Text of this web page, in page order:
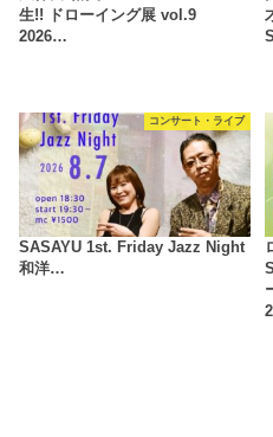
生!! ドローイング展 vol.9
2026…
コンサート・ライブ
SASAYU 1st. Friday Jazz Night
和洋…